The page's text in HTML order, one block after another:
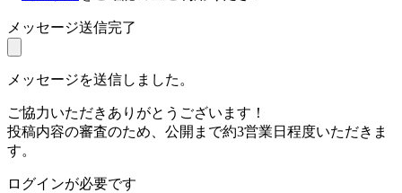
メッセージ送信完了
メッセージを送信しました。
ご協力いただきありがとうございます！
投稿内容の審査のため、公開まで約3営業日程度いただきま
す。
ログインが必要です